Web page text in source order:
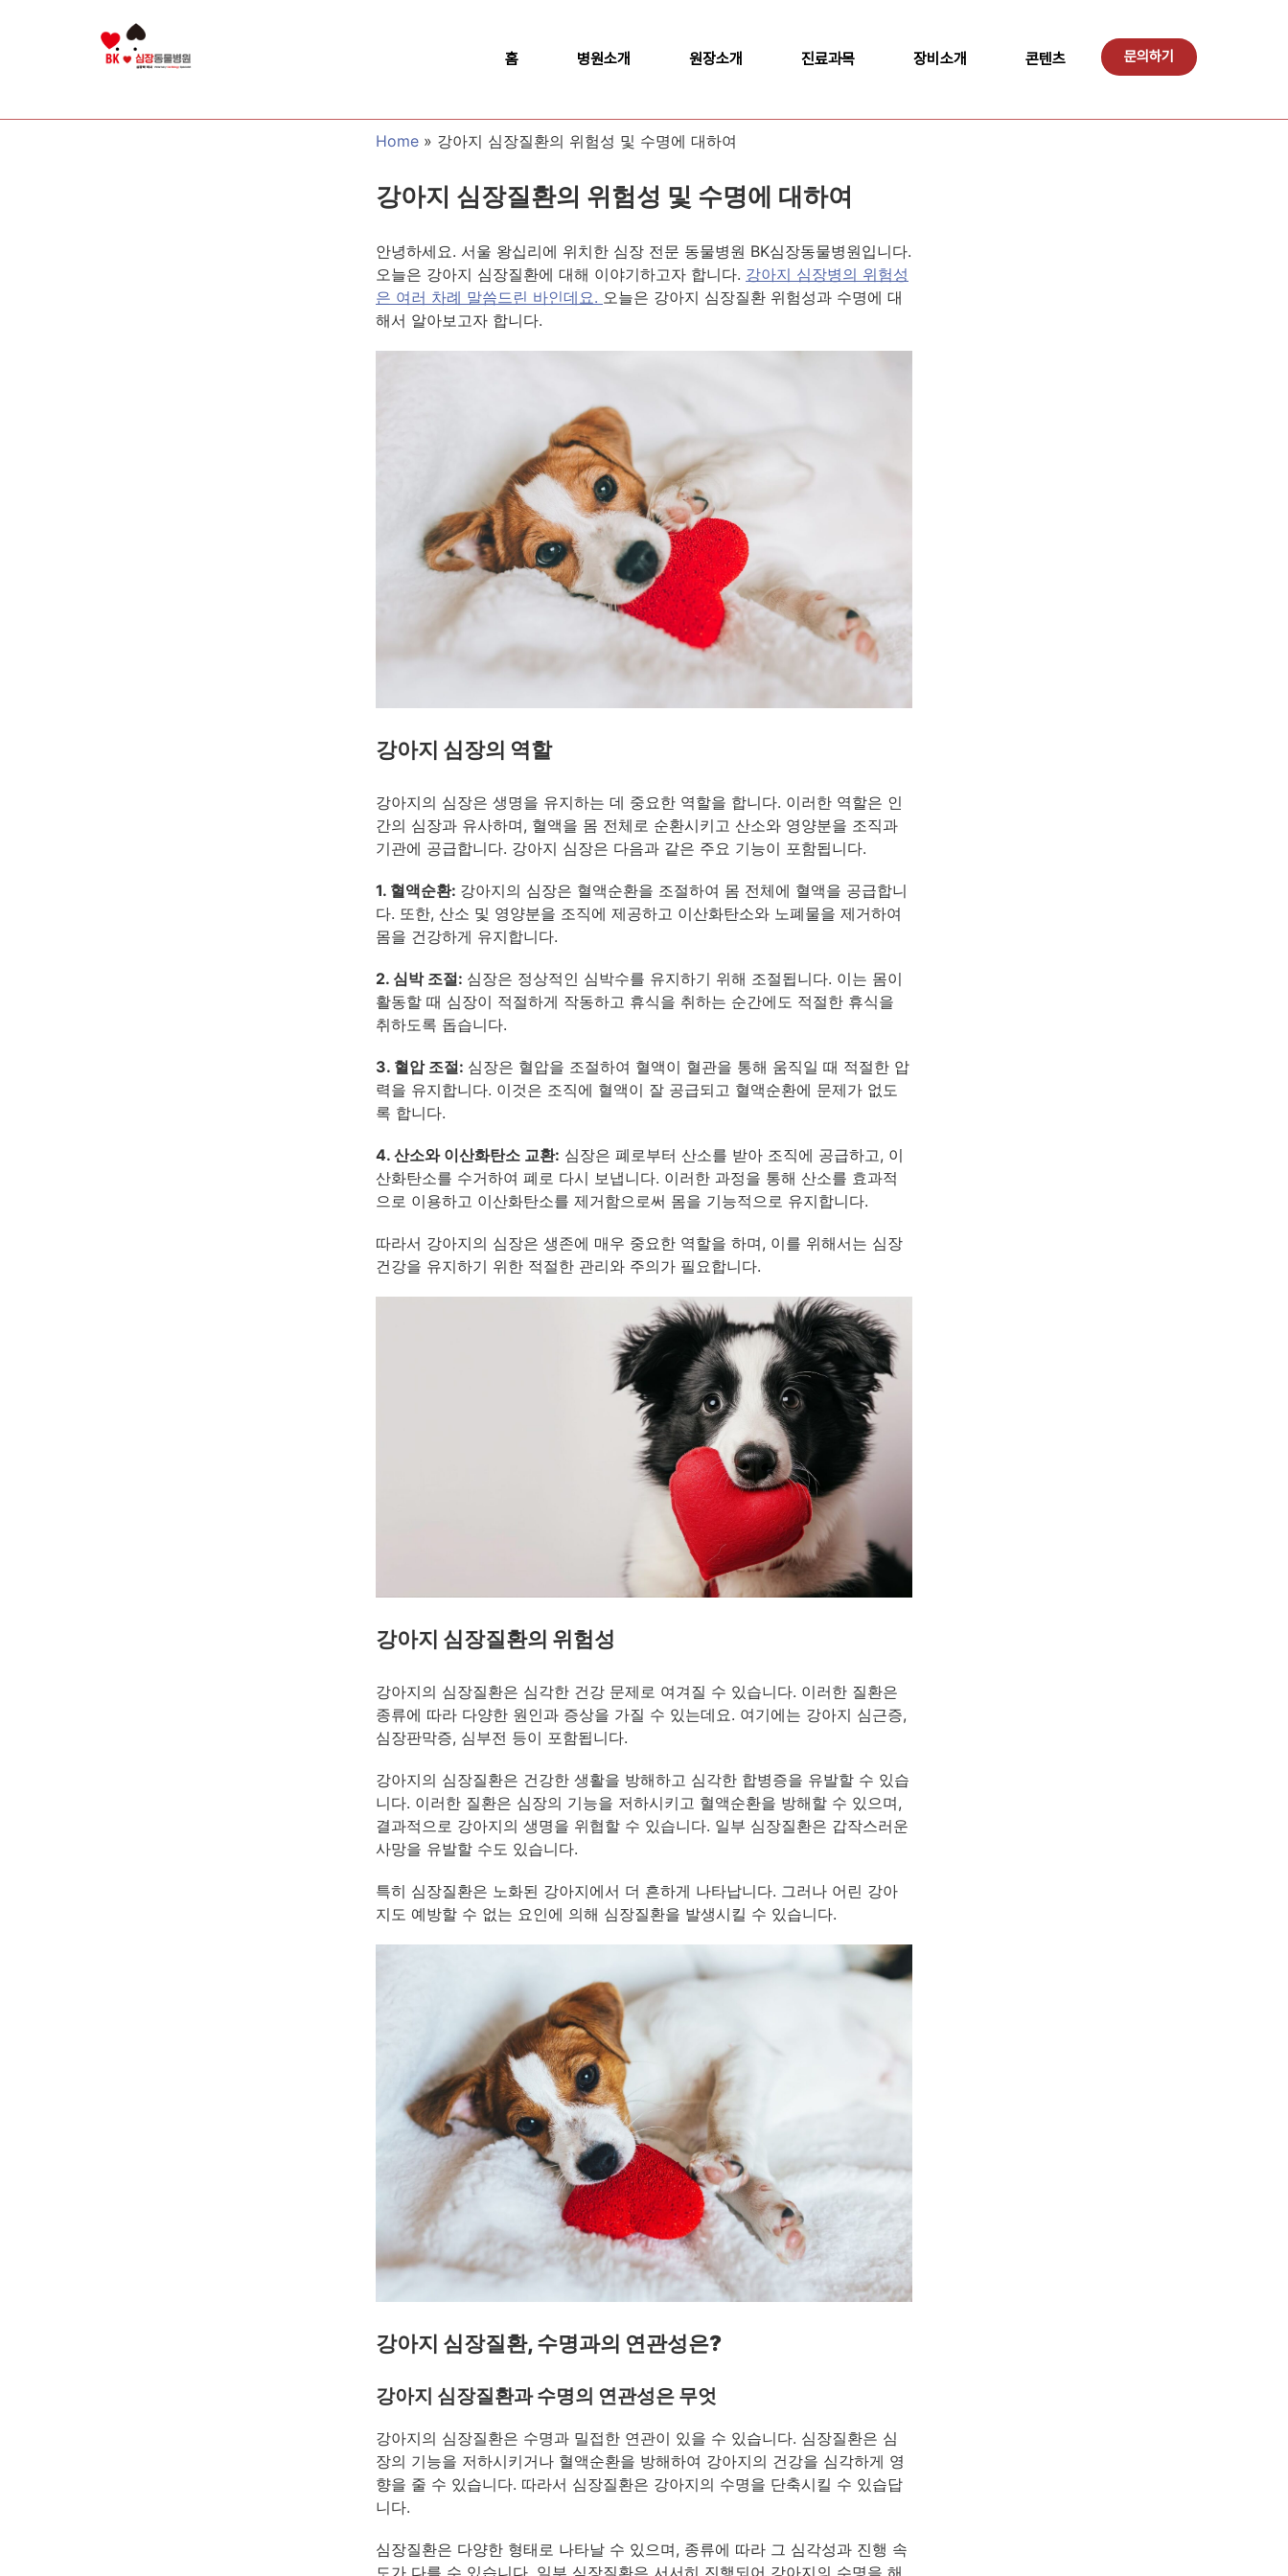
홈 병원소개 원장소개 진료과목 장비소개 콘텐츠 문의하기
Home » 강아지 심장질환의 위험성 및 수명에 대하여
강아지 심장질환의 위험성 및 수명에 대하여
안녕하세요. 서울 왕십리에 위치한 심장 전문 동물병원 BK심장동물병원입니다.
오늘은 강아지 심장질환에 대해 이야기하고자 합니다. 강아지 심장병의 위험성
은 여러 차례 말씀드린 바인데요. 오늘은 강아지 심장질환 위험성과 수명에 대
해서 알아보고자 합니다.
강아지 심장의 역할
강아지의 심장은 생명을 유지하는 데 중요한 역할을 합니다. 이러한 역할은 인
간의 심장과 유사하며, 혈액을 몸 전체로 순환시키고 산소와 영양분을 조직과
기관에 공급합니다. 강아지 심장은 다음과 같은 주요 기능이 포함됩니다.
1. 혈액순환: 강아지의 심장은 혈액순환을 조절하여 몸 전체에 혈액을 공급합니
다. 또한, 산소 및 영양분을 조직에 제공하고 이산화탄소와 노폐물을 제거하여
몸을 건강하게 유지합니다.
2. 심박 조절: 심장은 정상적인 심박수를 유지하기 위해 조절됩니다. 이는 몸이
활동할 때 심장이 적절하게 작동하고 휴식을 취하는 순간에도 적절한 휴식을
취하도록 돕습니다.
3. 혈압 조절: 심장은 혈압을 조절하여 혈액이 혈관을 통해 움직일 때 적절한 압
력을 유지합니다. 이것은 조직에 혈액이 잘 공급되고 혈액순환에 문제가 없도
록 합니다.
4. 산소와 이산화탄소 교환: 심장은 폐로부터 산소를 받아 조직에 공급하고, 이
산화탄소를 수거하여 폐로 다시 보냅니다. 이러한 과정을 통해 산소를 효과적
으로 이용하고 이산화탄소를 제거함으로써 몸을 기능적으로 유지합니다.
따라서 강아지의 심장은 생존에 매우 중요한 역할을 하며, 이를 위해서는 심장
건강을 유지하기 위한 적절한 관리와 주의가 필요합니다.
강아지 심장질환의 위험성
강아지의 심장질환은 심각한 건강 문제로 여겨질 수 있습니다. 이러한 질환은
종류에 따라 다양한 원인과 증상을 가질 수 있는데요. 여기에는 강아지 심근증,
심장판막증, 심부전 등이 포함됩니다.
강아지의 심장질환은 건강한 생활을 방해하고 심각한 합병증을 유발할 수 있습
니다. 이러한 질환은 심장의 기능을 저하시키고 혈액순환을 방해할 수 있으며,
결과적으로 강아지의 생명을 위협할 수 있습니다. 일부 심장질환은 갑작스러운
사망을 유발할 수도 있습니다.
특히 심장질환은 노화된 강아지에서 더 흔하게 나타납니다. 그러나 어린 강아
지도 예방할 수 없는 요인에 의해 심장질환을 발생시킬 수 있습니다.
강아지 심장질환, 수명과의 연관성은?
강아지 심장질환과 수명의 연관성은 무엇
강아지의 심장질환은 수명과 밀접한 연관이 있을 수 있습니다. 심장질환은 심
장의 기능을 저하시키거나 혈액순환을 방해하여 강아지의 건강을 심각하게 영
향을 줄 수 있습니다. 따라서 심장질환은 강아지의 수명을 단축시킬 수 있습답
니다.
심장질환은 다양한 형태로 나타날 수 있으며, 종류에 따라 그 심각성과 진행 속
도가 다를 수 있습니다. 일부 심장질환은 서서히 진행되어 강아지의 수명을 해